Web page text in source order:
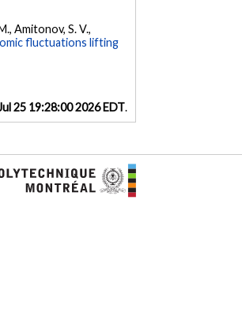
Amitonov, S. V.,
fluctuations lifting
25 19:28:00 2026 EDT.